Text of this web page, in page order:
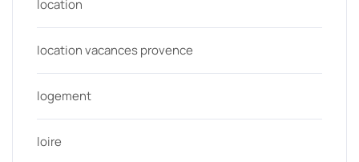
location
location vacances provence
logement
loire